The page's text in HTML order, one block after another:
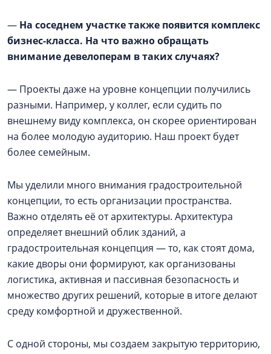
— На соседнем участке также появится комплекс
бизнес-класса. На что важно обращать
внимание девелоперам в таких случаях?
— Проекты даже на уровне концепции получились
разными. Например, у коллег, если судить по
внешнему виду комплекса, он скорее ориентирован
на более молодую аудиторию. Наш проект будет
более семейным.
Мы уделили много внимания градостроительной
концепции, то есть организации пространства.
Важно отделять её от архитектуры. Архитектура
определяет внешний облик зданий, а
градостроительная концепция — то, как стоят дома,
какие дворы они формируют, как организованы
логистика, активная и пассивная безопасность и
множество других решений, которые в итоге делают
среду комфортной и дружественной.
С одной стороны, мы создаем закрытую территорию,